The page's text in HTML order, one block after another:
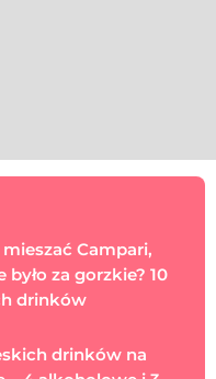
Campari,
było za gorzkie? 10
drinków
drinków na